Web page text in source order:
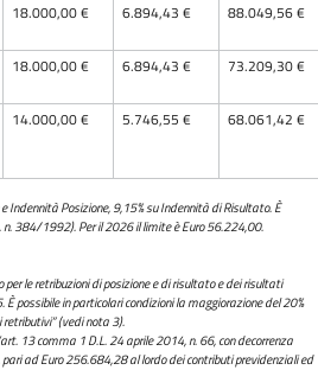
18.000,00 € 6.894,43 € 88.049,56 €
18.000,00 € 6.894,43 € 73.209,30 €
14.000,00 € 5.746,55 € 68.061,42 €
Indennità Posizione, 9,15% su Indennità di Risultato. È
n. 384/1992). Per il 2026 il limite è Euro 56.224,00.
le retribuzioni di posizione e di risultato e dei risultati
in particolari condizioni la maggiorazione del 20%
(vedi nota 3).
13 comma 1 D.L. 24 aprile 2014, n. 66, con decorrenza
ad Euro 256.684,28 al lordo dei contributi previdenziali ed